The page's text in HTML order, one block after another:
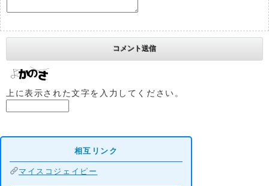
上に表示された文字を入力してください。
相互リンク
マイスコジェイピー